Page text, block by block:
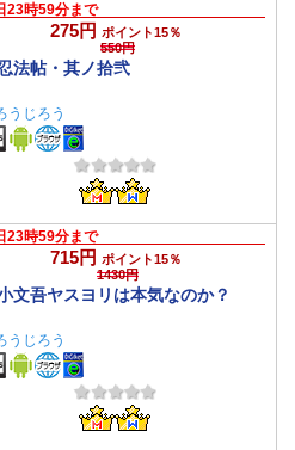
23時59分まで
275円 ポイント15％
550円
法帖・其ノ拾弐
うじろう
23時59分まで
715円 ポイント15％
1430円
文吾ヤスヨリは本気なのか？
うじろう